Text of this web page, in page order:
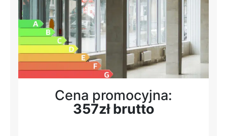
Cena promocyjna:
357zł brutto